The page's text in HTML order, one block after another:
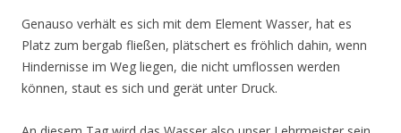
Genauso verhält es sich mit dem Element Wasser, hat es
Platz zum bergab fließen, plätschert es fröhlich dahin, wenn
Hindernisse im Weg liegen, die nicht umflossen werden
können, staut es sich und gerät unter Druck.